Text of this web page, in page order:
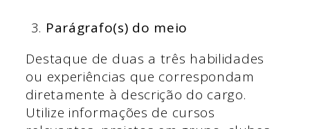
Parágrafo(s) do meio
Destaque de duas a três habilidades
ou experiências que correspondam
diretamente à descrição do cargo.
Utilize informações de cursos